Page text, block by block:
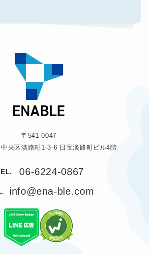
〒541-0047
央区淡路町1-3-6 日宝淡路町ビル4階
06-6224-0867
info@ena-ble.com